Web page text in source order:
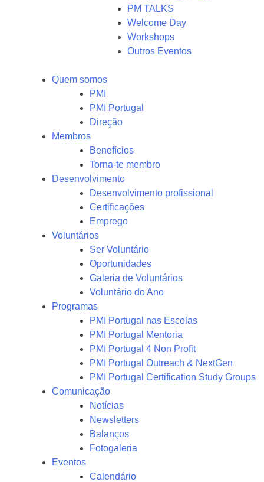
PM TALKS
Welcome Day
Workshops
Outros Eventos
Quem somos
PMI
PMI Portugal
Direção
Membros
Benefícios
Torna-te membro
Desenvolvimento
Desenvolvimento profissional
Certificações
Emprego
Voluntários
Ser Voluntário
Oportunidades
Galeria de Voluntários
Voluntário do Ano
Programas
PMI Portugal nas Escolas
PMI Portugal Mentoria
PMI Portugal 4 Non Profit
PMI Portugal Outreach & NextGen
PMI Portugal Certification Study Groups
Comunicação
Notícias
Newsletters
Balanços
Fotogaleria
Eventos
Calendário